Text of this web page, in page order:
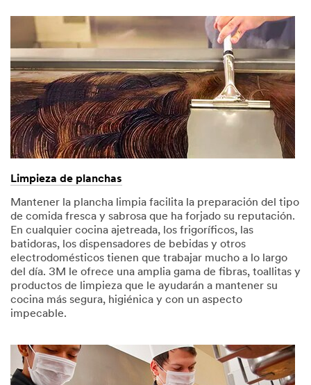
Limpieza de planchas
Mantener la plancha limpia facilita la preparación del tipo
de comida fresca y sabrosa que ha forjado su reputación.
En cualquier cocina ajetreada, los frigoríficos, las
batidoras, los dispensadores de bebidas y otros
electrodomésticos tienen que trabajar mucho a lo largo
del día. 3M le ofrece una amplia gama de fibras, toallitas y
productos de limpieza que le ayudarán a mantener su
cocina más segura, higiénica y con un aspecto
impecable.